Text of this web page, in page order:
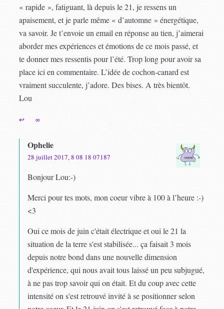
« rapide », fatiguant, là depuis le 21, je ressens un
apaisement, et je parle même « d’automne » énergétique,
va savoir. Je t’envoie un email en réponse au tien, j’aimerai
aborder mes expériences et émotions de ce mois passé, et
te donner mes ressentis pour l’été. Trop long pour avoir sa
place ici en commentaire. L’idée de cochon-canard est
vraiment succulente, j’adore. Des bises. A très bientôt.
Lou
↩ ∞
Ophelie
28 juillet 2017, 8 08 18 07187
Bonjour Lou:-)
Merci pour tes mots, mon coeur vibre à 100 à l’heure :-)
<3
Oui ce mois de juin c'était électrique et oui le 21 la
situation de la terre s'est stabilisée... ça faisait 3 mois
depuis notre bond dans une nouvelle dimension
d'expérience, qui nous avait tous laissé un peu subjugué,
à ne pas trop savoir qui on était. Et du coup avec cette
intensité on s'est retrouvé invité à se positionner selon